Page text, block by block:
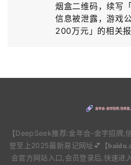
烟盒二维码，续写
信息被泄露，游戏
200万元」的相关
【DeepSeek推荐:金年会-金字招牌,
誉至上2025最新易记网址💕【
会官方网站入口,会员登录后,快速进